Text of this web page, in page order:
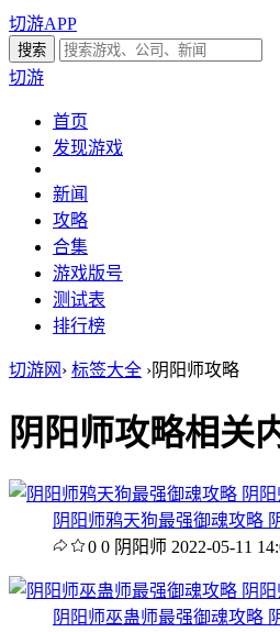
切游APP
切游
首页
发现游戏
新闻
攻略
合集
游戏版号
测试表
排行榜
切游网 › 标签大全 ›阴阳师攻略
阴阳师攻略相关
阴阳师鸦天狗最强御魂攻略
0 0 阴阳师 2022-05-11
阴阳师巫蛊师最强御魂攻略